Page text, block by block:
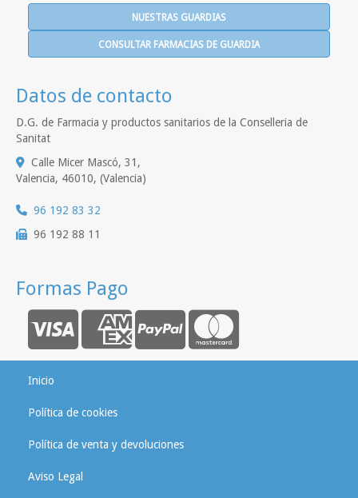
NUESTRAS GUARDIAS
CONSULTAR FARMACIAS DE GUARDIA
Datos de contacto
D.G. de Farmacia y productos sanitarios de la Conselleria de
Sanitat
Calle Micer Mascó, 31,
Valencia, 46010, (Valencia)
96 192 83 32
96 192 88 11
Formas Pago
Inicio
Política de cookies
Política de venta y devoluciones
Aviso Legal